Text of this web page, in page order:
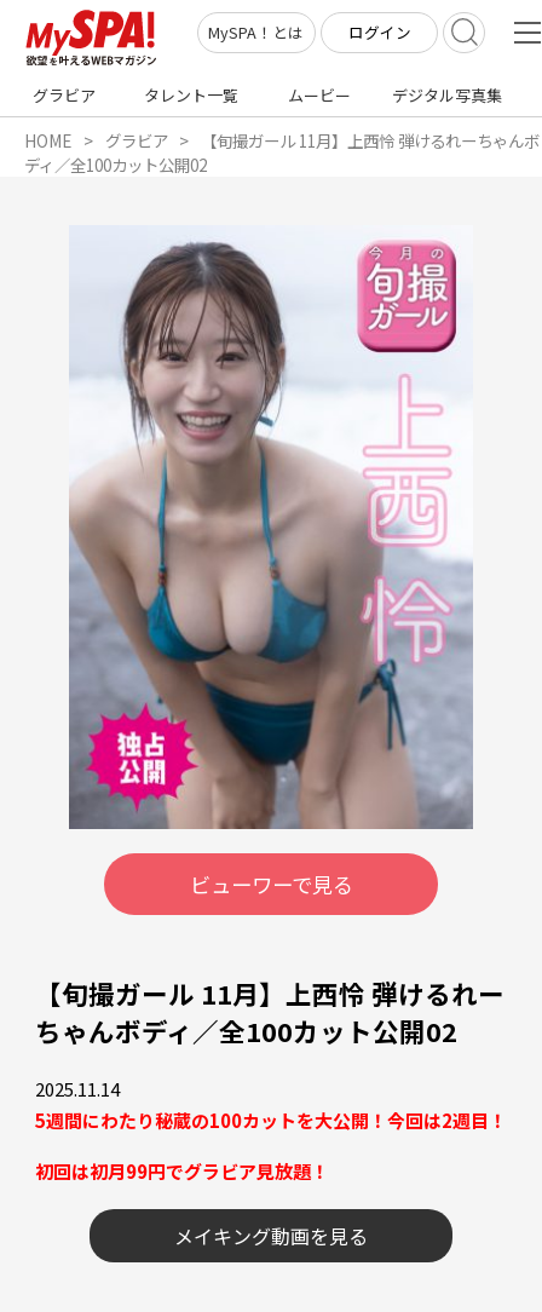
MySPA！とは ログイン
グラビア タレント一覧 ムービー デジタル写真集
HOME グラビア
【旬撮ガール 11月】上西怜 弾けるれーちゃんボ
ディ／全100カット公開02
ビューワーで見る
【旬撮ガール 11月】上西怜 弾けるれー
ちゃんボディ／全100カット公開02
2025.11.14
5週間にわたり秘蔵の100カットを大公開！今回は2週目！
初回は初月99円でグラビア見放題！
メイキング動画を見る